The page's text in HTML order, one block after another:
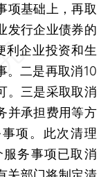
项基础上，再取
发行企业债券的
利企业投资和生
。二是再取消10
。三是采取取消
并承担费用等方
项。此次清理
务事项已取消